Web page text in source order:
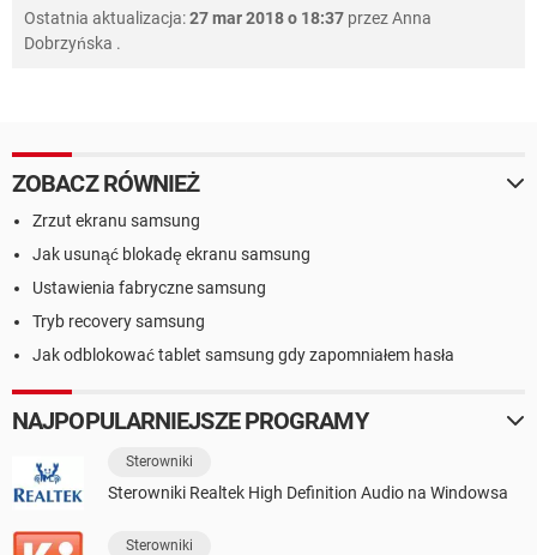
Ostatnia aktualizacja:27 mar 2018 o 18:37 przezAnna
Dobrzyńska .
ZOBACZ RÓWNIEŻ
Zrzut ekranu samsung
Jak usunąć blokadę ekranu samsung
Ustawienia fabryczne samsung
Tryb recovery samsung
Jak odblokować tablet samsung gdy zapomniałem hasła
NAJPOPULARNIEJSZE PROGRAMY
Sterowniki
Sterowniki Realtek High Definition Audio na Windowsa
Sterowniki